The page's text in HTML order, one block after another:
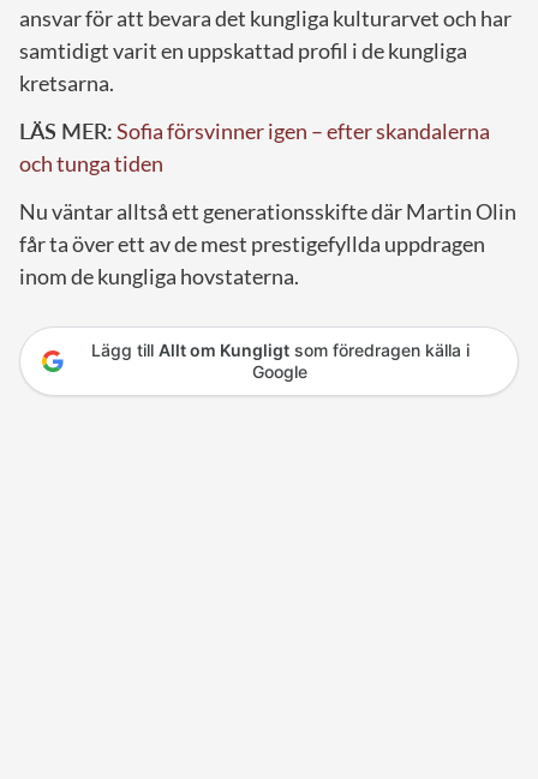
ansvar för att bevara det kungliga kulturarvet och har
samtidigt varit en uppskattad profil i de kungliga
kretsarna.
LÄS MER:Sofia försvinner igen – efter skandalerna
och tunga tiden
Nu väntar alltså ett generationsskifte där Martin Olin
får ta över ett av de mest prestigefyllda uppdragen
inom de kungliga hovstaterna.
Lägg till Allt om Kungligtsom föredragen källa i
Google